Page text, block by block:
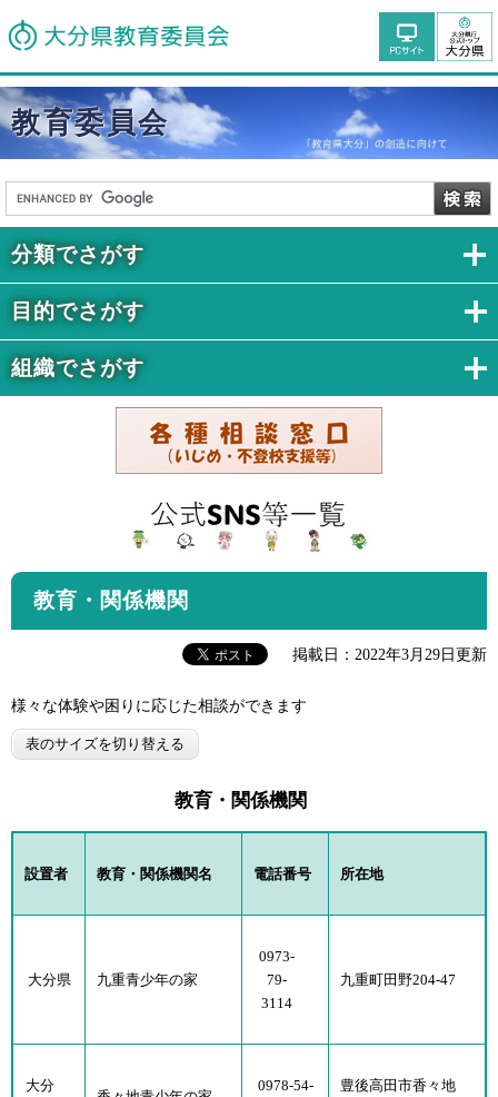
教育委員会
教育・関係機関
掲載日：2022年3月29日更新
様々な体験や困りに応じた相談ができます
表のサイズを切り替える
教育・関係機関
設置者 教育・関係機関名 電話番号 所在地
大分県 九重青少年の家
0973-
79-
3114
九重町田野204-47
大分
0978-54-
豊後高田市香々地
分類でさがす
目的でさがす
組織でさがす